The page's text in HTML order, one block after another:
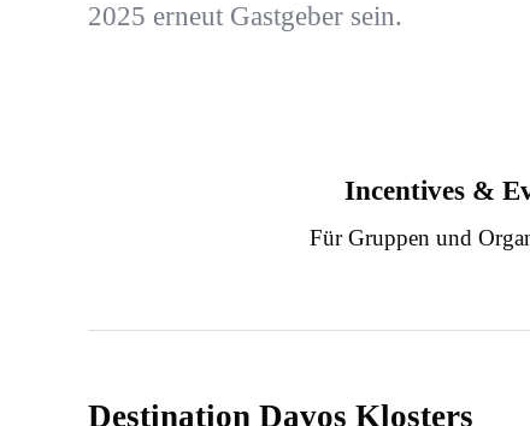
2025 erneut Gastgeber sein.
Incentives &
Für Gruppen und
Destination Davos Klosters